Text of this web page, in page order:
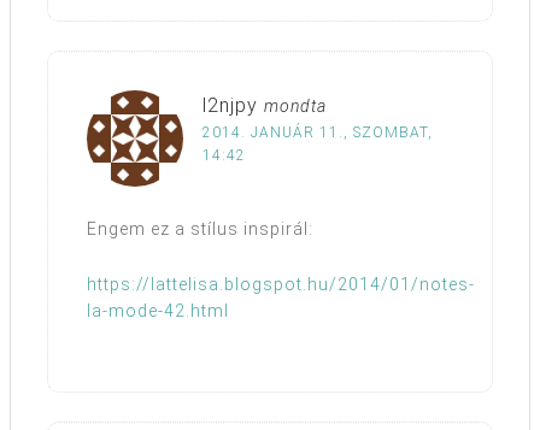
l2njpy mondta
2014. JANUÁR 11., SZOMBAT,
14:42
Engem ez a stílus inspirál:
https://lattelisa.blogspot.hu/2014/01/notes-
la-mode-42.html